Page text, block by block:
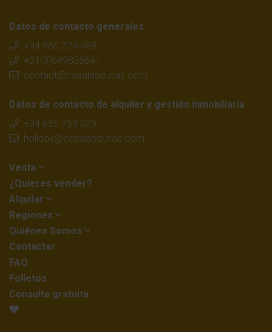
Datos de contacto generales
+34 965 724 489
+31(0)649855641
contact@casalasdunas.com
Datos de contacto de alquiler y gestión inmobiliaria
+34 655 759 029
holiday@casalasdunas.com
Venta
¿Quieres vender?
Alquilar
Regiones
Quiénes Somos
Contactar
FAQ
Folletos
Consulta gratuita